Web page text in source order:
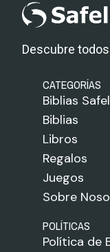
Descubre
CATEGORÍAS
Biblias
Biblias
Libros
Regalos
Juegos
Sobre
POLÍTICAS
Política de